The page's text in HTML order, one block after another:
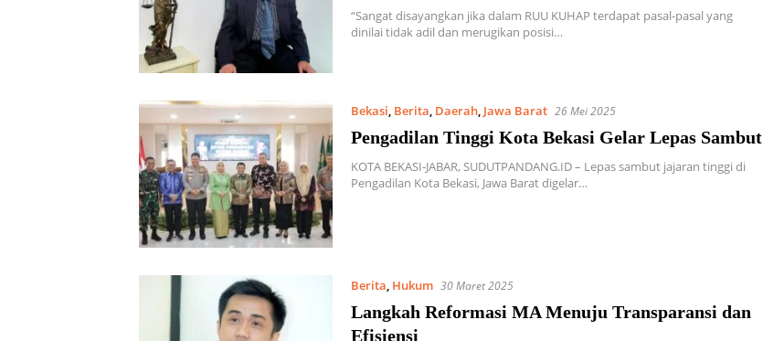
“Sangat disayangkan jika dalam RUU KUHAP terdapat pasal-pasal yang
dinilai tidak adil dan merugikan posisi…
Bekasi, Berita, Daerah, Jawa Barat 26 Mei 2025
Pengadilan Tinggi Kota Bekasi Gelar Lepas Sambut
KOTA BEKASI-JABAR, SUDUTPANDANG.ID – Lepas sambut jajaran tinggi di
Pengadilan Kota Bekasi, Jawa Barat digelar…
Berita, Hukum 30 Maret 2025
Langkah Reformasi MA Menuju Transparansi dan
Efisiensi